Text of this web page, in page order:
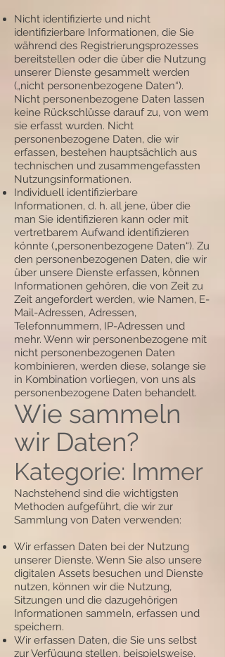
Nicht identifizierte und nicht
identifizierbare Informationen, die Sie
während des Registrierungsprozesses
bereitstellen oder die über die Nutzung
unserer Dienste gesammelt werden
(„nicht personenbezogene Daten“).
Nicht personenbezogene Daten lassen
keine Rückschlüsse darauf zu, von wem
sie erfasst wurden. Nicht
personenbezogene Daten, die wir
erfassen, bestehen hauptsächlich aus
technischen und zusammengefassten
Nutzungsinformationen.
Individuell identifizierbare
Informationen, d. h. all jene, über die
man Sie identifizieren kann oder mit
vertretbarem Aufwand identifizieren
könnte („personenbezogene Daten“). Zu
den personenbezogenen Daten, die wir
über unsere Dienste erfassen, können
Informationen gehören, die von Zeit zu
Zeit angefordert werden, wie Namen, E-
Mail-Adressen, Adressen,
Telefonnummern, IP-Adressen und
mehr. Wenn wir personenbezogene mit
nicht personenbezogenen Daten
kombinieren, werden diese, solange sie
in Kombination vorliegen, von uns als
personenbezogene Daten behandelt.
Wie sammeln
wir Daten?
Kategorie: Immer
Nachstehend sind die wichtigsten
Methoden aufgeführt, die wir zur
Sammlung von Daten verwenden:
Wir erfassen Daten bei der Nutzung
unserer Dienste. Wenn Sie also unsere
digitalen Assets besuchen und Dienste
nutzen, können wir die Nutzung,
Sitzungen und die dazugehörigen
Informationen sammeln, erfassen und
speichern.
Wir erfassen Daten, die Sie uns selbst
zur Verfügung stellen, beispielsweise,